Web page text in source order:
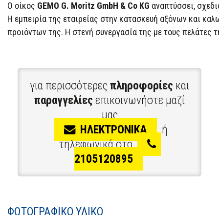
Ο οίκος GEMO G. Moritz GmbH & Co KG αναπτύσσει,
Η εμπειρία της εταιρείας στην κατασκευή αξόνων και
προιόντων της. Η στενή συνεργασία της με τους πελάτες
για περισσότερες πληροφορίες και
παραγγελίεςεπικοινωνήστε μαζί
μας
ΗΛΕΚΤΡΟΝΙΚΑ
ή
τηλεφωνικά στο
2105120895
ΦΩΤΟΓΡΑΦΙΚΟ ΥΛΙΚΟ